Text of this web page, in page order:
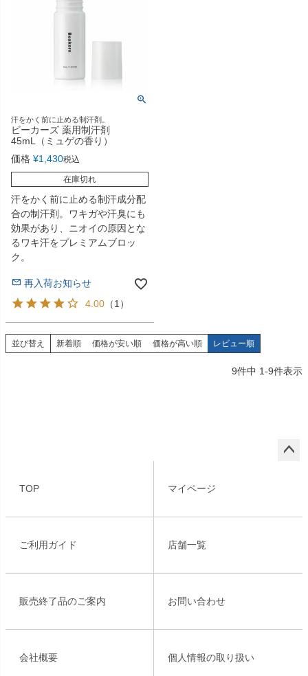
汗をかく前に止める制汗剤。
ビーカーズ 薬用制汗剤
45mL（ミュゲの香り）
価格 ¥1,430税込
在庫切れ
汗をかく前に止める制汗成分配
合の制汗剤。ワキガや汗臭にも
効果があり、ニオイの原因とな
るワキ汗をプレミアムブロッ
ク。
再入荷お知らせ
4.00 （1）
並び替え 新着順 価格が安い順 価格が高い順 レビュー順
9件中 1-9件表示
TOP マイページ
ご利用ガイド 店舗一覧
販売終了品のご案内 お問い合わせ
会社概要 個人情報の取り扱い